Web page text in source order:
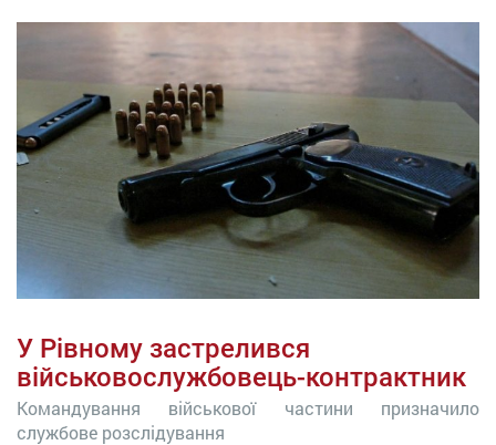
У Рівному застрелився
військовослужбовець-контрактник
Командування військової частини призначило
службове розслідування